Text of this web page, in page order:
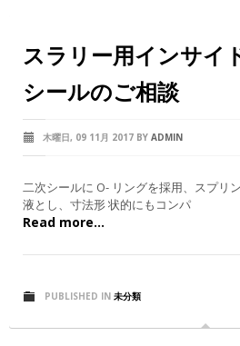
スラリー用インサイ
シールのご相談
木曜日, 09 11月 2017 BY ADMIN
二次シールに O- リングを採用、スプリ
液とし、寸法形 状的にもコンパ
Read more...
PUBLISHED IN 未分類